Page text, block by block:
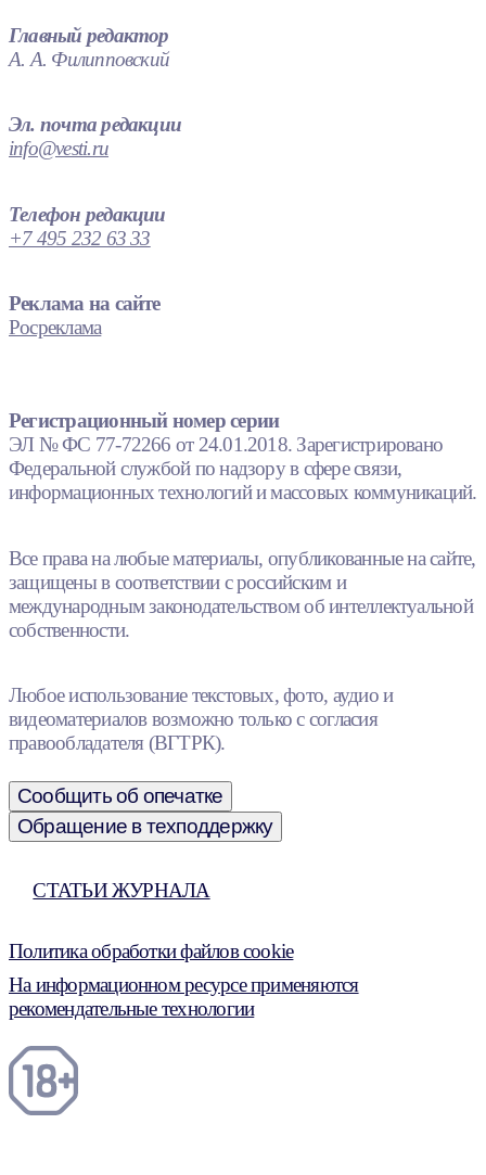
Главный редактор
А. А. Филипповский
Эл. почта редакции
info@vesti.ru
Телефон редакции
+7 495 232 63 33
Реклама на сайте
Росреклама
Регистрационный номер серии
ЭЛ № ФС 77-72266 от 24.01.2018. Зарегистрировано
Федеральной службой по надзору в сфере связи,
информационных технологий и массовых коммуникаций.
Все права на любые материалы, опубликованные на сайте,
защищены в соответствии с российским и
международным законодательством об интеллектуальной
собственности.
Любое использование текстовых, фото, аудио и
видеоматериалов возможно только с согласия
правообладателя (ВГТРК).
Сообщить об опечатке
Обращение в техподдержку
СТАТЬИ ЖУРНАЛА
Политика обработки файлов cookie
На информационном ресурсе применяются
рекомендательные технологии